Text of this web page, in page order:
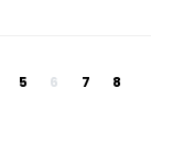
5 6 7
8